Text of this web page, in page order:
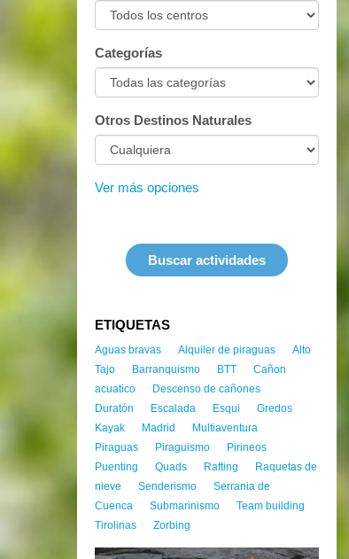
Categorías
Otros Destinos Naturales
Ver más opciones
ETIQUETAS
Aguas bravas Alquiler de piraguas
Alto
Tajo
Barranquismo BTT
Cañon
acuatico
Descenso de cañones
Duratón
Escalada Esqui
Gredos
Kayak
Madrid
Multiaventura
Piraguas
Piraguismo
Pirineos
Puenting
Quads Rafting
Raquetas de
nieve
Senderismo
Serrania de
Cuenca
Submarinismo
Team building
Tirolinas
Zorbing